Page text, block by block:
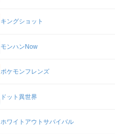
キングショット
モンハンNow
ポケモンフレンズ
ドット異世界
ホワイトアウトサバイバル